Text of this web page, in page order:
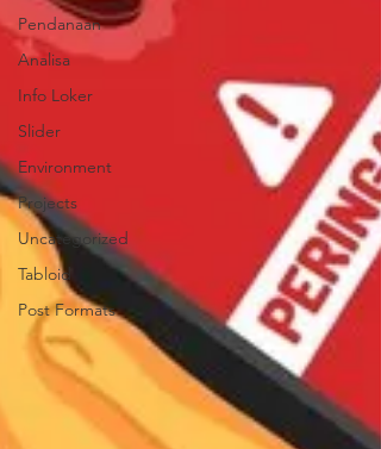
Pendanaan
Analisa
Info Loker
Slider
Environment
Projects
Uncategorized
Tabloid
Post Formats